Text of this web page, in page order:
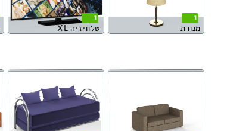
1
מנורת
1
טלוויזיה XL